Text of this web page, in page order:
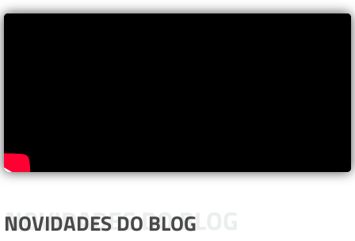
NOVIDADES DO BLOG
NOVIDADES DO BLOG